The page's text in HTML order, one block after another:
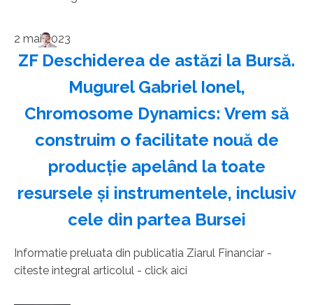
2 mai 2023
ZF Deschiderea de astăzi la Bursă.
Mugurel Gabriel Ionel,
Chromosome Dynamics: Vrem să
construim o facilitate nouă de
producţie apelând la toate
resursele şi instrumentele, inclusiv
cele din partea Bursei
Informatie preluata din publicatia Ziarul Financiar -
citeste integral articolul - click aici